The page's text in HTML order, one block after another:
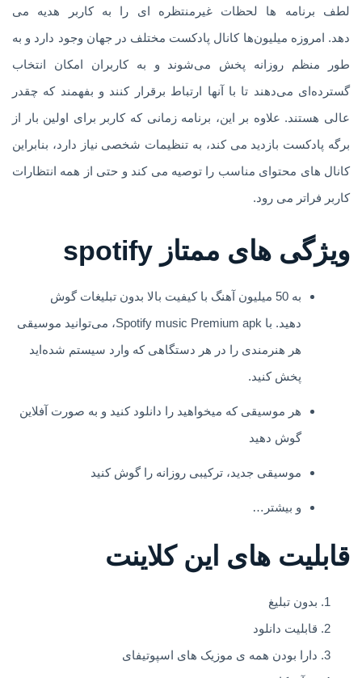
لطف برنامه ها لحظات غیرمنتظره ای را به کاربر هدیه می
دهد. امروزه میلیون‌ها کانال پادکست مختلف در جهان وجود دارد و به
طور منظم روزانه پخش می‌شوند و به کاربران امکان انتخاب
گسترده‌ای می‌دهند تا با آنها ارتباط برقرار کنند و بفهمند که چقدر
عالی هستند. علاوه بر این، برنامه زمانی که کاربر برای اولین بار از
برگه پادکست بازدید می کند، به تنظیمات شخصی نیاز دارد، بنابراین
کانال های محتوای مناسب را توصیه می کند و حتی از همه انتظارات
کاربر فراتر می رود.
ویژگی های ممتاز spotify
به 50 میلیون آهنگ با کیفیت بالا بدون تبلیغات گوش
دهید. با Spotify music Premium apk، می‌توانید موسیقی
هر هنرمندی را در هر دستگاهی که وارد سیستم شده‌اید
پخش کنید.
هر موسیقی که میخواهید را دانلود کنید و به صورت آفلاین
گوش دهید
موسیقی جدید، ترکیبی روزانه را گوش کنید
و بیشتر…
قابلیت های این کلاینت
بدون تبلیغ
قابلیت دانلود
دارا بودن همه ی موزیک های اسپوتیفای